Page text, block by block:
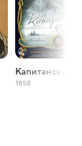
Капитанская
1958